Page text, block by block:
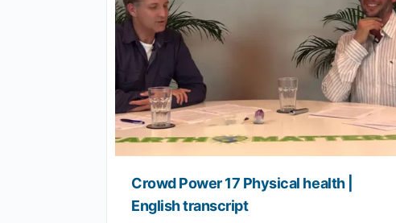
Crowd Power 17 Physical health |
English transcript